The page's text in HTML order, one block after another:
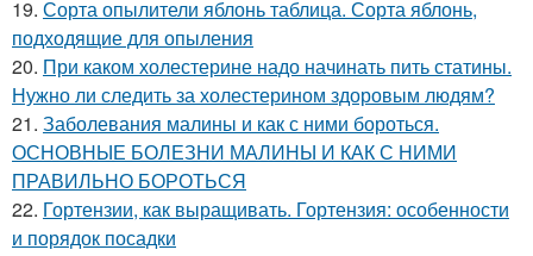
19. Сорта опылители яблонь таблица. Сорта яблонь,
подходящие для опыления
20. При каком холестерине надо начинать пить статины.
Нужно ли следить за холестерином здоровым людям?
21. Заболевания малины и как с ними бороться.
ОСНОВНЫЕ БОЛЕЗНИ МАЛИНЫ И КАК С НИМИ
ПРАВИЛЬНО БОРОТЬСЯ
22. Гортензии, как выращивать. Гортензия: особенности
и порядок посадки